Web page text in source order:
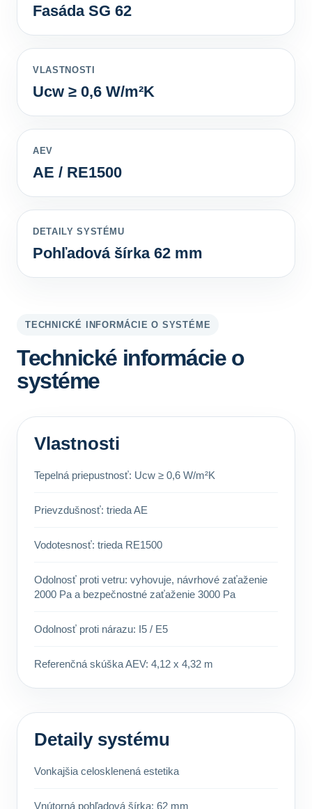
Fasáda SG 62
VLASTNOSTI
Ucw ≥ 0,6 W/m²K
AEV
AE / RE1500
DETAILY SYSTÉMU
Pohľadová šírka 62 mm
TECHNICKÉ INFORMÁCIE O SYSTÉME
Technické informácie o
systéme
Vlastnosti
Tepelná priepustnosť: Ucw ≥ 0,6 W/m²K
Prievzdušnosť: trieda AE
Vodotesnosť: trieda RE1500
Odolnosť proti vetru: vyhovuje, návrhové zaťaženie
2000 Pa a bezpečnostné zaťaženie 3000 Pa
Odolnosť proti nárazu: I5 / E5
Referenčná skúška AEV: 4,12 x 4,32 m
Detaily systému
Vonkajšia celosklenená estetika
Vnútorná pohľadová šírka: 62 mm